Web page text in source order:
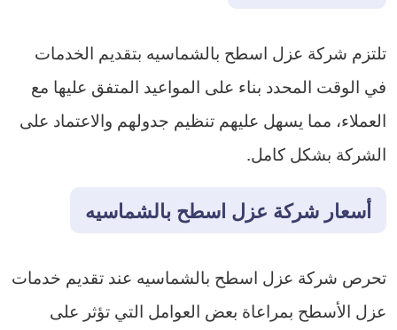
تلتزم شركة عزل اسطح بالشماسيه بتقديم الخدمات
في الوقت المحدد بناء على المواعيد المتفق عليها مع
العملاء، مما يسهل عليهم تنظيم جدولهم والاعتماد على
الشركة بشكل كامل.
أسعار شركة عزل اسطح بالشماسيه
تحرص شركة عزل اسطح بالشماسيه عند تقديم خدمات
عزل الأسطح بمراعاة بعض العوامل التي تؤثر على